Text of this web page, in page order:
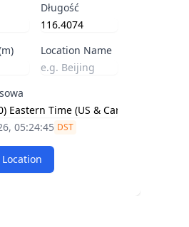
Długość
Location Name
05:24:45 DST